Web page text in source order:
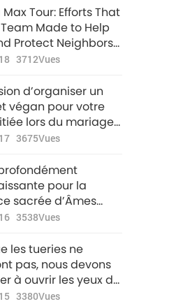
06-192825
06-202801
06-212999
06-222686
Tour: Efforts That
Made to Help
Protect Neighbors
3712Vues
d’organiser un
végan pour votre
lors du mariage
autre occasion)
pour tous les
Le meurtre
personnes et la
en consomme
péché et des
pour tous ceux
!!!
3675Vues
pour la
sacrée d’Âmes
et lumineuses
Éveillés du
présent et du futur.
3538Vues
les tueries ne
pas, nous devons
à ouvrir les yeux de
sur ce qui se
3380Vues